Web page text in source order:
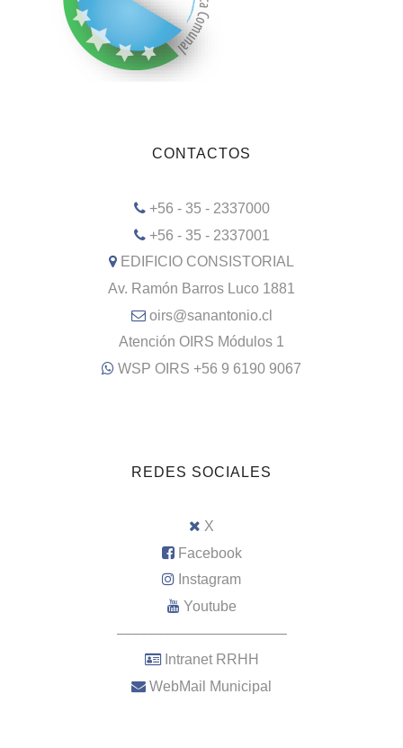
CONTACTOS
+56 - 35 - 2337000
+56 - 35 - 2337001
EDIFICIO CONSISTORIAL
Av. Ramón Barros Luco 1881
oirs@sanantonio.cl
Atención OIRS Módulos 1
WSP OIRS +56 9 6190 9067
REDES SOCIALES
X
Facebook
Instagram
Youtube
–––––––––––––––––––––
Intranet RRHH
WebMail Municipal